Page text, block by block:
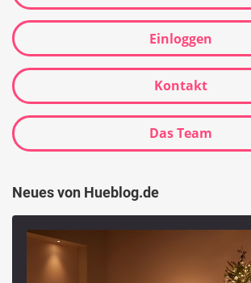
Einloggen
Kontakt
Das Team
Neues von Hueblog.de